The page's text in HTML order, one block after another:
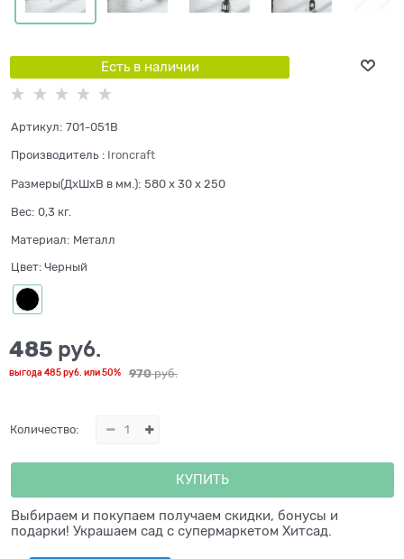
Есть в наличии
Артикул: 701-051B
Производитель : Ironcraft
Размеры(ДхШхВ в мм.): 580 x 30 x 250
Вес: 0,3 кг.
Материал: Металл
Цвет: Черный
970 руб.
485 руб.
выгода 485 руб. или50%
Количество:
КУПИТЬ
Выбираем и покупаем получаем скидки, бонусы и
подарки! Украшаем сад с супермаркетом Хитсад.